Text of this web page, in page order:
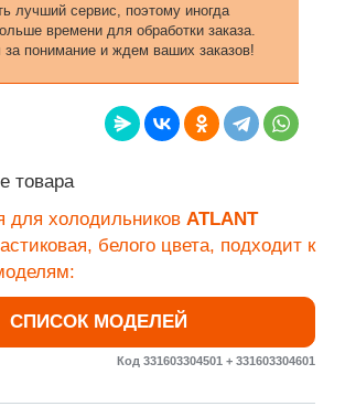
лучший сервис, поэтому иногда
времени для обработки заказа.
за понимание и ждем ваших заказов!
товара
для холодильников ATLANT
белого цвета, подходит к
СПИСОК МОДЕЛЕЙ
Код 331603304501 + 331603304601